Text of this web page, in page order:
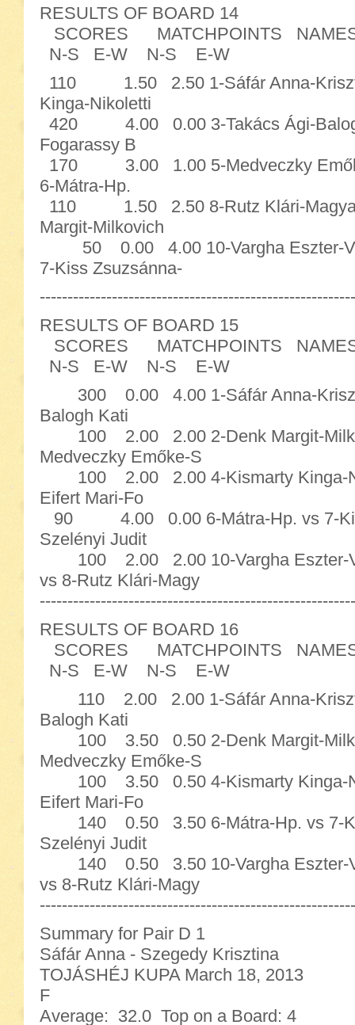
RESULTS OF BOARD 14
SCORES MATCHPOINTS
N-S E-W N-S E-W
110 1.50 2.50 1-Sáfár Anna-
Kinga-Nikoletti
420 4.00 0.00 3-Takács Ági-
Fogarassy B
170 3.00 1.00 5-Medveczky
6-Mátra-Hp.
110 1.50 2.50 8-Rutz Klári-
Margit-Milkovich
50 0.00 4.00 10-Vargha Eszter-
7-Kiss Zsuzsánna-
RESULTS OF BOARD 15
SCORES MATCHPOINTS
N-S E-W N-S E-W
300 0.00 4.00 1-Sáfár Anna-
Balogh Kati
100 2.00 2.00 2-Denk Margit-
Medveczky Emőke-S
100 2.00 2.00 4-Kismarty Kinga-
Eifert Mari-Fo
90 4.00 0.00 6-Mátra-Hp. vs 7-
Szelényi Judit
100 2.00 2.00 10-Vargha Eszter-
vs 8-Rutz Klári-Magy
RESULTS OF BOARD 16
SCORES MATCHPOINTS
N-S E-W N-S E-W
110 2.00 2.00 1-Sáfár Anna-
Balogh Kati
100 3.50 0.50 2-Denk Margit-
Medveczky Emőke-S
100 3.50 0.50 4-Kismarty Kinga-
Eifert Mari-Fo
140 0.50 3.50 6-Mátra-Hp. vs 7-
Szelényi Judit
140 0.50 3.50 10-Vargha Eszter-
vs 8-Rutz Klári-Magy
Summary for Pair D 1
Sáfár Anna - Szegedy Krisztina
TOJÁSHÉJ KUPA March 18, 2013
F
Average: 32.0 Top on a Board: 4